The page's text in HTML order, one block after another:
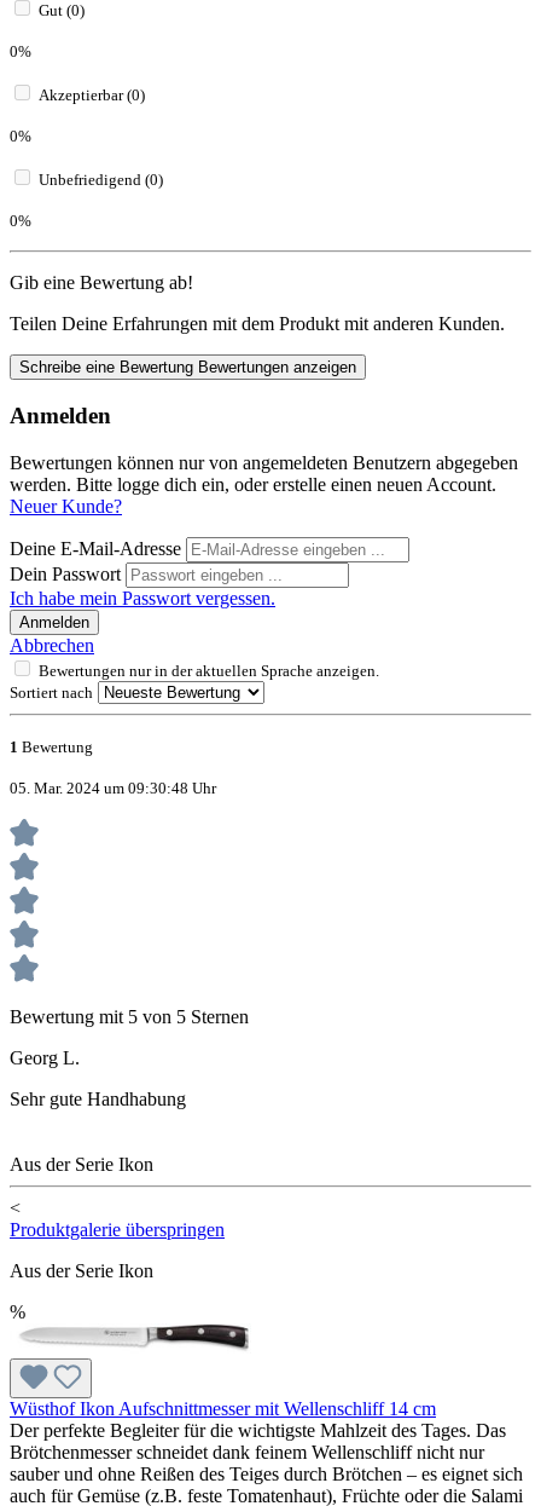
Gut (0)
0%
Akzeptierbar (0)
0%
Unbefriedigend (0)
0%
Gib eine Bewertung ab!
Teilen Deine Erfahrungen mit dem Produkt mit anderen Kunden.
Schreibe eine Bewertung Bewertungen anzeigen
Anmelden
Bewertungen können nur von angemeldeten Benutzern abgegeben
werden. Bitte logge dich ein, oder erstelle einen neuen Account.
Neuer Kunde?
Deine E-Mail-Adresse
Dein Passwort
Ich habe mein Passwort vergessen.
Anmelden
Abbrechen
Bewertungen nur in der aktuellen Sprache anzeigen.
Sortiert nach
1 Bewertung
05. Mar. 2024 um 09:30:48 Uhr
Bewertung mit 5 von 5 Sternen
Georg L.
Sehr gute Handhabung
Aus der Serie Ikon
<
Produktgalerie überspringen
Aus der Serie Ikon
%
Wüsthof Ikon Aufschnittmesser mit Wellenschliff 14 cm
Der perfekte Begleiter für die wichtigste Mahlzeit des Tages. Das
Brötchenmesser schneidet dank feinem Wellenschliff nicht nur
sauber und ohne Reißen des Teiges durch Brötchen – es eignet sich
auch für Gemüse (z.B. feste Tomatenhaut), Früchte oder die Salami